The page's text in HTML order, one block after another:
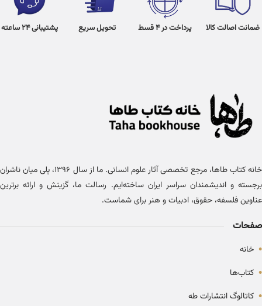
ضمانت اصالت کالا پرداخت در 4 قسط تحویل سریع پشتیبانی 24 ساعته
خانه کتاب طاها، مرجع تخصصی آثار علوم انسانی. ما از سال ۱۳۹۶، پلی میان ناشران
برجسته و اندیشمندان سراسر ایران ساخته‌ایم. رسالت ما، گزینش و ارائه برترین
عناوین فلسفه، حقوق، ادبیات و هنر برای شماست.
صفحات
• خانه
• کتاب‌ها
• کاتالوگ انتشارات طه